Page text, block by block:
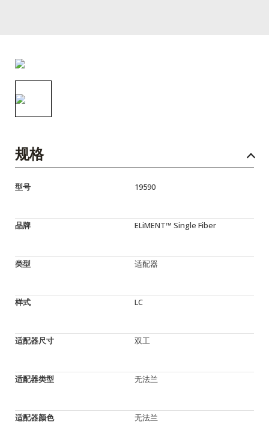
合作伙伴
新闻稿
活动信息
规格
型号 19590
品牌 ELiMENT™ Single Fiber
类型 适配器
样式 LC
适配器尺寸 双工
适配器类型 无法兰
适配器颜色 无法兰